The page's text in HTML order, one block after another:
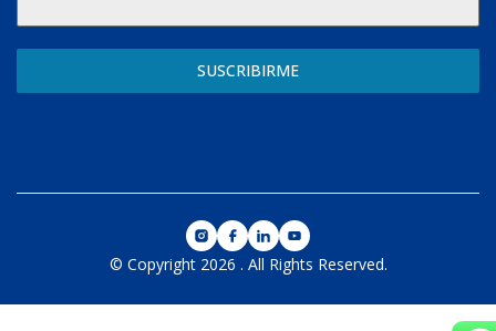
SUSCRIBIRME
© Copyright 2026 . All Rights Reserved.